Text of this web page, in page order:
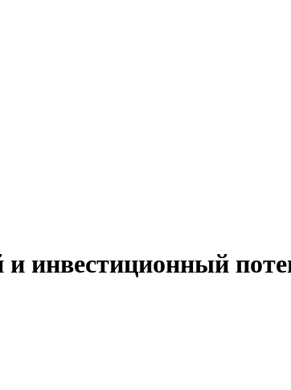
и инвестиционный